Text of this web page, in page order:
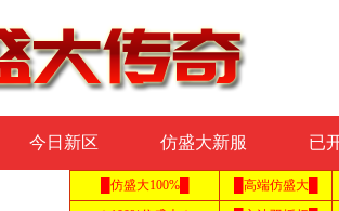
今日新区 仿盛大新服 已